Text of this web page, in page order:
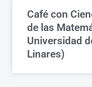
Café con
de las
Universidad
Linares)